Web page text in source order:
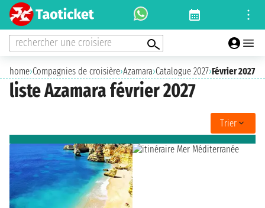
rechercher une croisiere
home›Compagnies de croisière›Azamara›Catalogue 2027›Février 2027
liste Azamara février 2027
Trier